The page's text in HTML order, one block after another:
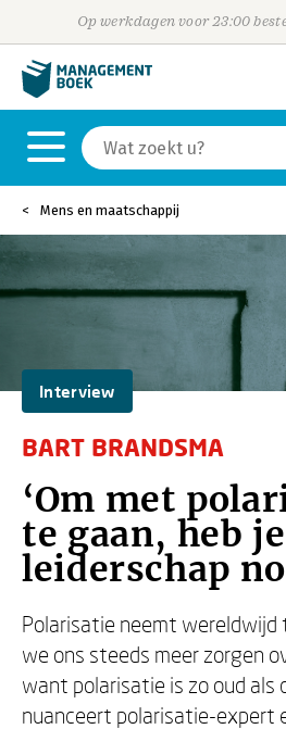
Op werkdagen voor 23:00
Mens en maatschappij
Interview
BART BRANDSMA
‘Om met
te gaan, heb je
leiderschap
Polarisatie neemt wereldwijd
we ons steeds meer zorgen
want polarisatie is zo oud als
nuanceert polarisatie-expert